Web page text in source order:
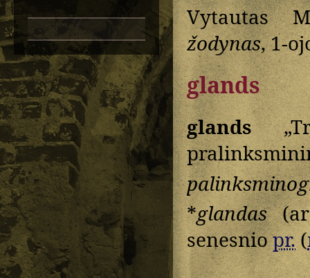
Vytautas
žodynas, 1-
glands
glands
*glandas
senesniopr.(